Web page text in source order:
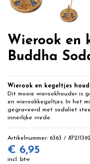
Wierook en
Buddha
Wierook en kegeltjes
Dit mooie wierookhouder is
en wierookkegeltjes. In het
gegraveerd met sodaliet
innerlijke vrede.
Artikelnummer: 6363 /
€ 6,95
incl. btw